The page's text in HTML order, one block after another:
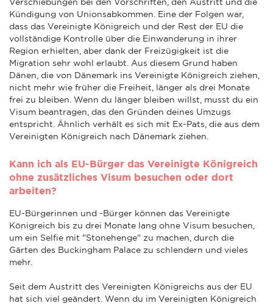
Kündigung von Unionsabkommen. Eine der Folgen war,
dass das Vereinigte Königreich und der Rest der EU die
vollständige Kontrolle über die Einwanderung in ihrer
Region erhielten, aber dank der Freizügigkeit ist die
Migration sehr wohl erlaubt. Aus diesem Grund haben
Dänen, die von Dänemark ins Vereinigte Königreich ziehen,
nicht mehr wie früher die Freiheit, länger als drei Monate
frei zu bleiben. Wenn du länger bleiben willst, musst du ein
Visum beantragen, das den Gründen deines Umzugs
entspricht. Ähnlich verhält es sich mit Ex-Pats, die aus dem
Vereinigten Königreich nach Dänemark ziehen.
Kann ich als EU-Bürger das Vereinigte Königreich
ohne zusätzliches Visum besuchen oder dort
arbeiten?
EU-Bürgerinnen und -Bürger können das Vereinigte
Königreich bis zu drei Monate lang ohne Visum besuchen,
um ein Selfie mit "Stonehenge" zu machen, durch die
Gärten des Buckingham Palace zu schlendern und vieles
mehr.
Seit dem Austritt des Vereinigten Königreichs aus der EU
hat sich viel geändert. Wenn du im Vereinigten Königreich